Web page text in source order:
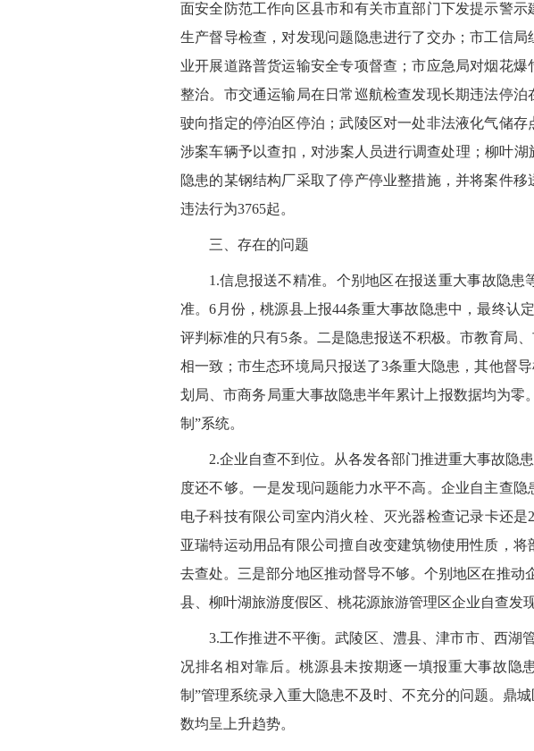
面安全防范工作向区县市和有关市直部门下发提示警
生产督导检查，对发现问题隐患进行了交办；市工信
业开展道路普货运输安全专项督查；市应急局对烟花
整治。市交通运输局在日常巡航检查发现长期违法停
驶向指定的停泊区停泊；武陵区对一处非法液化气储
涉案车辆予以查扣，对涉案人员进行调查处理；柳叶
隐患的某钢结构厂采取了停产停业整措施，并将案件
违法行为3765起。
三、存在的问题
1.信息报送不精准。个别地区在报送重大事故隐
准。6月份，桃源县上报44条重大事故隐患中，最终认
评判标准的只有5条。二是隐患报送不积极。市教育局
相一致；市生态环境局只报送了3条重大隐患，其他督
划局、市商务局重大事故隐患半年累计上报数据均为
制”系统。
2.企业自查不到位。从各发各部门推进重大事故隐
度还不够。一是发现问题能力水平不高。企业自主查
电子科技有限公司室内消火栓、灭光器检查记录卡还
亚瑞特运动用品有限公司擅自改变建筑物使用性质，
去查处。三是部分地区推动督导不够。个别地区在推
县、柳叶湖旅游度假区、桃花源旅游管理区企业自查发
3.工作推进不平衡。武陵区、澧县、津市市、西湖
况排名相对靠后。桃源县未按期逐一填报重大事故隐
制”管理系统录入重大隐患不及时、不充分的问题。鼎
数均呈上升趋势。